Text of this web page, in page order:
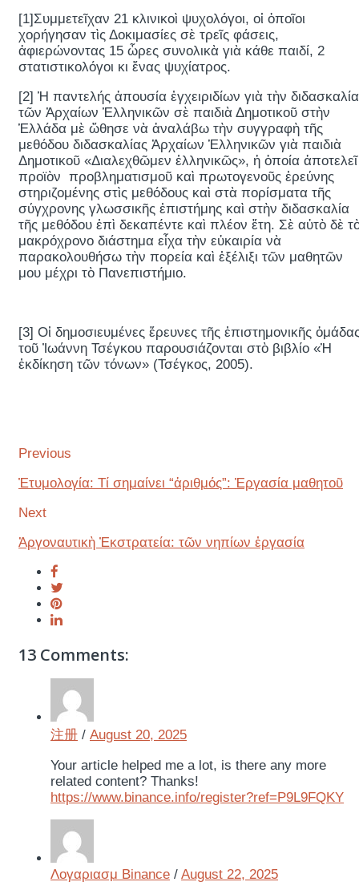
[1]Συμμετεῖχαν 21 κλινικοὶ ψυχολόγοι, οἱ ὁποῖοι
χορήγησαν τὶς Δοκιμασίες σὲ τρεῖς φάσεις,
ἀφιερώνοντας 15 ὧρες συνολικὰ γιὰ κάθε παιδί, 2
στατιστικολόγοι κι ἕνας ψυχίατρος.
[2] Ἡ παντελής ἀπουσία ἐγχειριδίων γιὰ τὴν διδασκαλία
τῶν Ἀρχαίων Ἑλληνικῶν σὲ παιδιὰ Δημοτικοῦ στὴν
Ἑλλάδα μὲ ὤθησε νὰ ἀναλάβω τὴν συγγραφὴ τῆς
μεθόδου διδασκαλίας Ἀρχαίων Ἑλληνικῶν γιὰ παιδιὰ
Δημοτικοῦ «Διαλεχθῶμεν ἑλληνικῶς», ἡ ὁποία ἀποτελεῖ
προϊὸν προβληματισμοῦ καὶ πρωτογενοῦς ἐρεύνης
στηριζομένης στὶς μεθόδους καὶ στὰ πορίσματα τῆς
σύγχρονης γλωσσικῆς ἐπιστήμης καὶ στὴν διδασκαλία
τῆς μεθόδου ἐπὶ δεκαπέντε καὶ πλέον ἔτη. Σὲ αὐτὸ δὲ
μακρόχρονο διάστημα εἶχα τὴν εὐκαιρία νὰ
παρακολουθήσω τὴν πορεία καὶ ἐξέλιξι τῶν μαθητῶν
μου μέχρι τὸ Πανεπιστήμιο.
[3] Οἱ δημοσιευμένες ἔρευνες τῆς ἐπιστημονικῆς
τοῦ Ἰωάννη Τσέγκου παρουσιάζονται στὸ βιβλίο «Ἡ
ἐκδίκηση τῶν τόνων» (Τσέγκος, 2005).
Previous
Ἐτυμολογία: Τί σημαίνει “ἀριθμός”: Ἐργασία μαθητοῦ
Next
Ἀργοναυτικὴ Ἐκστρατεία: τῶν νηπίων ἐργασία
13 Comments:
注册 / August 20, 2025
Your article helped me a lot, is there any more
related content? Thanks!
https://www.binance.info/register?ref=P9L9FQKY
Λογαριασμ Binance / August 22, 2025